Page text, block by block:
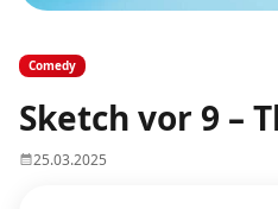
Comedy
Sketch vor 9 –
25.03.2025